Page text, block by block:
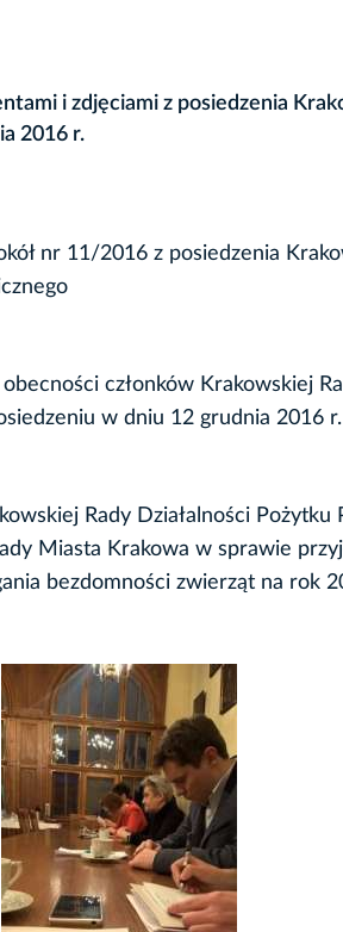
i zdjęciami z posiedzenia
2016 r.
nr 11/2016 z posiedzenia
obecności członków Krakowskiej
w dniu 12 grudnia 2016
Rady Działalności Pożytku
Miasta Krakowa w sprawie
bezdomności zwierząt na rok